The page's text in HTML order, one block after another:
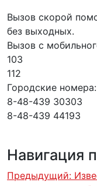
Вызов скорой
без выходных.
Вызов с
103
112
Городские номера:
8-48-439 30303
8-48-439 44193
Навигация
Предыдущий: